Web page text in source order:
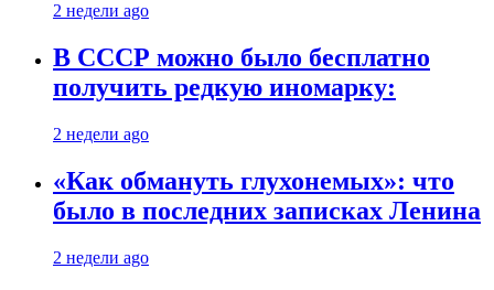
2 недели ago
В СССР можно было бесплатно
получить редкую иномарку:
2 недели ago
«Как обмануть глухонемых»: что
было в последних записках Ленина
2 недели ago